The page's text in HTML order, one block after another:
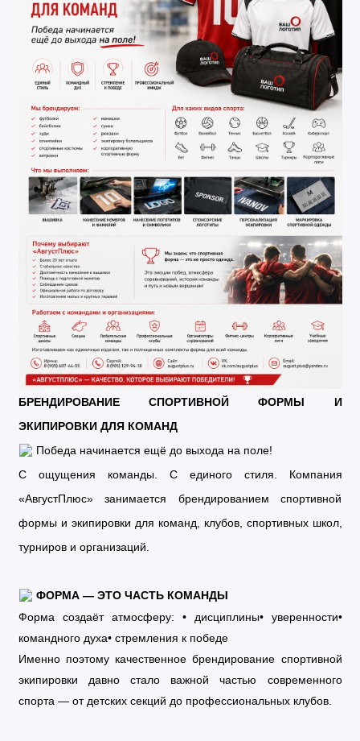
БРЕНДИРОВАНИЕ СПОРТИВНОЙ ФОРМЫ И
ЭКИПИРОВКИ ДЛЯ КОМАНД
Победа начинается ещё до выхода на поле!
С ощущения команды. С единого стиля. Компания
«АвгустПлюс» занимается брендированием спортивной
формы и экипировки для команд, клубов, спортивных школ,
турниров и организаций.
ФОРМА — ЭТО ЧАСТЬ КОМАНДЫ
Форма создаёт атмосферу: • дисциплины• уверенности•
командного духа• стремления к победе
Именно поэтому качественное брендирование спортивной
экипировки давно стало важной частью современного
спорта — от детских секций до профессиональных клубов.